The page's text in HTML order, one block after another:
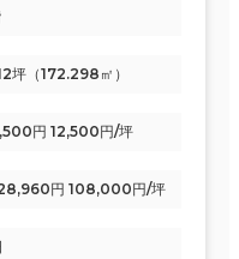
坪（172.298㎡）
円 12,500円/坪
円 108,000円/坪